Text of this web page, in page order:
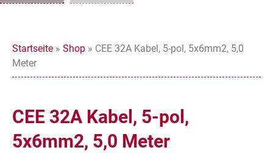
Startseite » Shop » CEE 32A Kabel, 5-pol, 5x6mm2, 5,0
Meter
CEE 32A Kabel, 5-pol,
5x6mm2, 5,0 Meter